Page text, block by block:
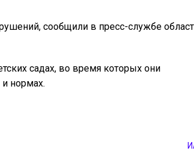
сообщили в пресс-службе
садах, во время которых они
нормах.